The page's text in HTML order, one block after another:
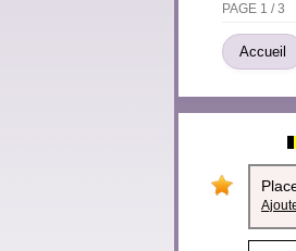
PAGE 1 / 3
Accueil